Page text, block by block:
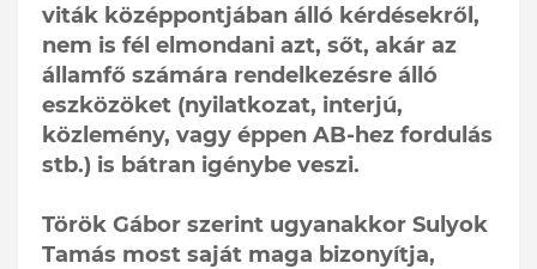
viták középpontjában álló kérdésekről,
nem is fél elmondani azt, sőt, akár az
államfő számára rendelkezésre álló
eszközöket (nyilatkozat, interjú,
közlemény, vagy éppen AB-hez fordulás
stb.) is bátran igénybe veszi.
Török Gábor szerint ugyanakkor Sulyok
Tamás most saját maga bizonyítja,